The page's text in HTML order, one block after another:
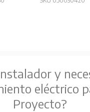
y
eléctrico
Proyecto?